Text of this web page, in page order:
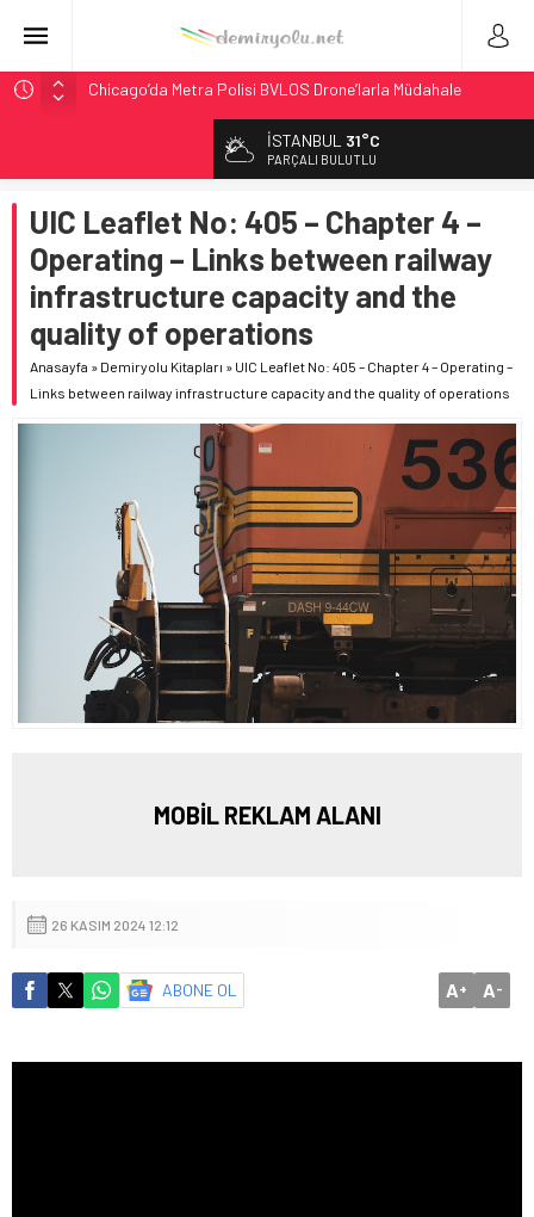
Chicago’da Metra Polisi BVLOS Drone’larla Müdahale
NJ Transit’ten Tarihi Bütçe: 46 Yılın Rekoru Onaylandı
Rocky Mountain, Güneş Enerjili Tesisten İlk Rayı Sevk Etti
AAR, MIT ve Berkeley Dahil 4 Üniversiteyle Araştırma
Konsorsiyumu Başlattı
Northern Railway Doğruladı: 308 Bin Rupiye Özel Vagonda
Puja
İSTANBUL 31°C
PARÇALI BULUTLU
UIC Leaflet No: 405 – Chapter 4 –
Operating – Links between railway
infrastructure capacity and the
quality of operations
Anasayfa » Demiryolu Kitapları » UIC Leaflet No: 405 – Chapter 4 – Operating –
Links between railway infrastructure capacity and the quality of operations
MOBİL REKLAM ALANI
26 KASIM 2024 12:12
ABONE OL A+ A-